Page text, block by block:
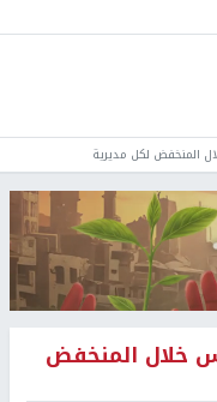
المنخفض لكل مديرية
خلال المنخفض